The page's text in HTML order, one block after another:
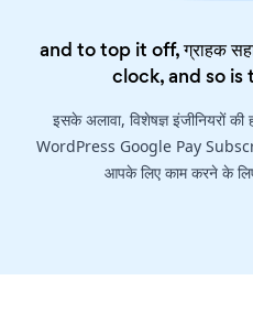
and to top it off, ग्राहक
clock, and so is
इसके अलावा, विशेषज्ञ इंजीनियरों
WordPress Google Pay
आपके लिए काम करने के